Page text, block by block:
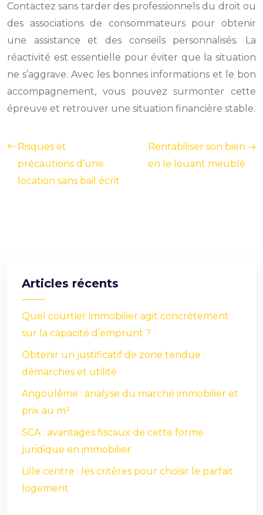
Contactez sans tarder des professionnels du droit ou
des associations de consommateurs pour obtenir
une assistance et des conseils personnalisés. La
réactivité est essentielle pour éviter que la situation
ne s’aggrave. Avec les bonnes informations et le bon
accompagnement, vous pouvez surmonter cette
épreuve et retrouver une situation financière stable.
Risques et
précautions d’une
location sans bail écrit
Rentabiliser son bien
en le louant meublé
Articles récents
Quel courtier immobilier agit concrètement
sur la capacité d’emprunt ?
Obtenir un justificatif de zone tendue :
démarches et utilité
Angoulême : analyse du marché immobilier et
prix au m²
SCA : avantages fiscaux de cette forme
juridique en immobilier
Lille centre : les critères pour choisir le parfait
logement